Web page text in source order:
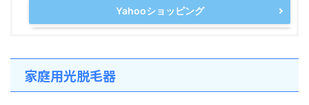
Yahooショッピング
家庭用光脱毛器